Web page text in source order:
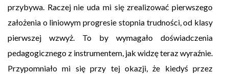
przybywa. Raczej nie uda mi się zrealizować pierwszego
założenia o liniowym progresie stopnia trudności, od klasy
pierwszej wzwyż. To by wymagało doświadczenia
pedagogicznego z instrumentem, jak widzę teraz wyraźnie.
Przypomniało mi się przy tej okazji, że kiedyś przez